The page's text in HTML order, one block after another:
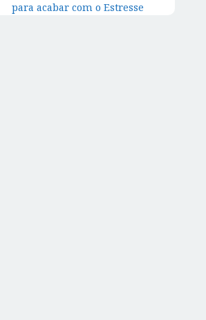
para acabar com o Estresse